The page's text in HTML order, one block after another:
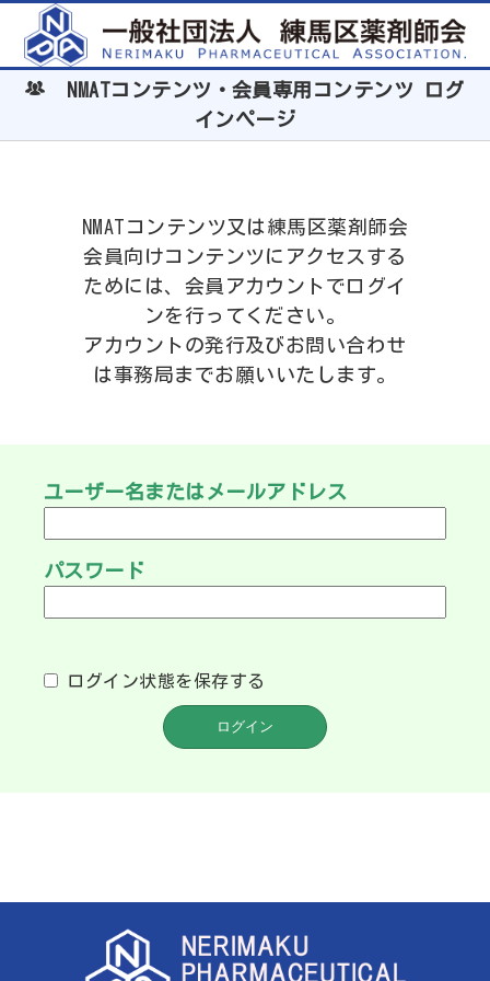
NMATコンテンツ・会員専用コンテンツ ログ
インページ
NMATコンテンツ又は練馬区薬剤師会
会員向けコンテンツにアクセスする
ためには、会員アカウントでログイ
ンを行ってください。
アカウントの発行及びお問い合わせ
は事務局までお願いいたします。
ユーザー名またはメールアドレス
パスワード
ログイン状態を保存する